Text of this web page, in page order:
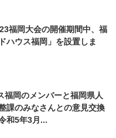
福岡大会の開催期間中、福
ハウス福岡」を設置しま
福岡のメンバーと福岡県人
課のみなさんとの意見交換
和5年3月...